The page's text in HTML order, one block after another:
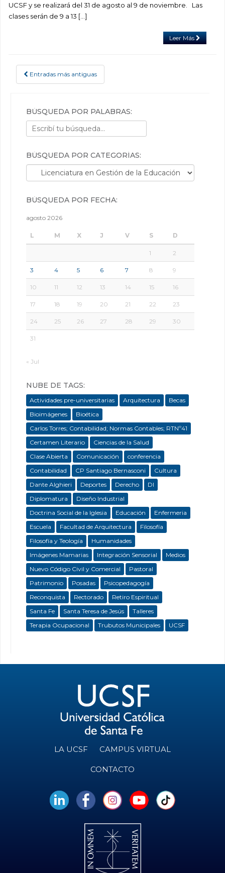
UCSF y se realizará del 31 de agosto al 9 de noviembre. Las
clases serán de 9 a 13 […]
Leer Más
POSTS NAVIGATION
Entradas más antiguas
BÚSQUEDA POR PALABRAS:
BÚSQUEDA POR CATEGORÍAS:
Búsqueda por categorías:
BÚSQUEDA POR FECHA:
agosto 2026
L M X J V S D
1 2
3 4 5 6 7 8 9
10 11 12 13 14 15 16
17 18 19 20 21 22 23
24 25 26 27 28 29 30
31
« Jul
NUBE DE TAGS:
Actividades pre-universitarias Arquitectura
Becas
Bioimágenes
Bioética
Carlos Torres; Contabilidad; Normas Contables; RTNº41
Certamen Literario
Ciencias de la Salud
Clase Abierta
Comunicación
conferencia
Contabilidad
CP Santiago Bernasconi
Cultura
Dante Alghieri
Deportes Derecho
DI
Diplomatura
Diseño Industrial
Doctrina Social de la Iglesia
Educación
Enfermeria
Escuela
Facultad de Arquitectura
Filosofía
Filosofía y Teología
Humanidades
Imágenes Mamarias
Integración Sensorial
Medios
Nuevo Código Civil y Comercial
Pastoral
Patrimonio
Posadas
Psicopedagogía
Reconquista
Rectorado
Retiro Espiritual
Santa Fe
Santa Teresa de Jesús
Talleres
Terapia Ocupacional
Trubutos Municipales UCSF
LA UCSF CAMPUS VIRTUAL
CONTACTO